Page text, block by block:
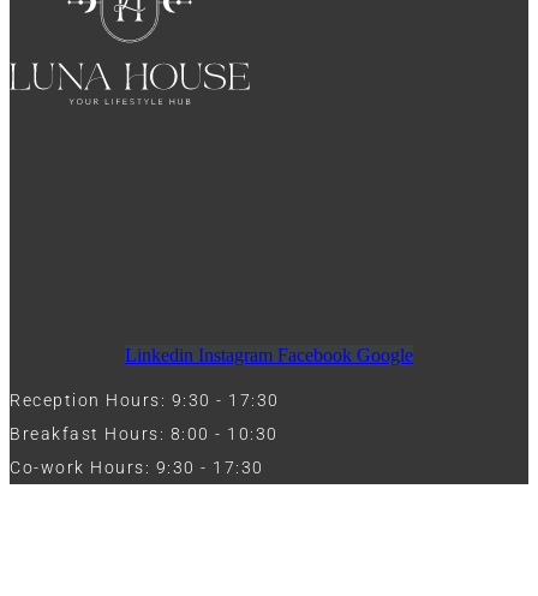
Linkedin Instagram Facebook Google
Reception Hours: 9:30 - 17:30
Breakfast Hours: 8:00 - 10:30
Co-work Hours: 9:30 - 17:30